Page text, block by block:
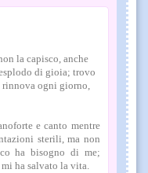
la capisco, anche
di gioia; trovo
rinnova ogni giorno,
e canto mentre
sterili, ma non
ha bisogno di me;
ha salvato la vita.